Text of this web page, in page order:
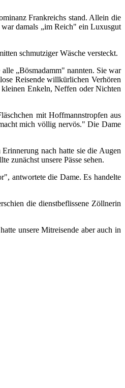
Frankreichs stand. Allein die
damals „im Reich" ein Luxusgut
schmutziger Wäsche versteckt.
„Bösmadamm" nannten. Sie war
Reisende willkürlichen Verhören
kleinen Enkeln, Neffen oder Nichten
mit Hoffmannstropfen aus
mich völlig nervös." Die Dame
nach hatte sie die Augen
zunächst unsere Pässe sehen.
antwortete die Dame. Es handelte
die dienstbeflissene Zöllnerin
unsere Mitreisende aber auch in